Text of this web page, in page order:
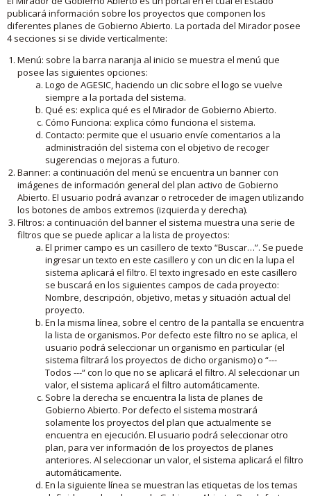
publicará información sobre los proyectos que componen los
diferentes planes de Gobierno Abierto. La portada del Mirador posee
4 secciones si se divide verticalmente:
Menú: sobre la barra naranja al inicio se muestra el menú que
posee las siguientes opciones:
Logo de AGESIC, haciendo un clic sobre el logo se vuelve
siempre a la portada del sistema.
Qué es: explica qué es el Mirador de Gobierno Abierto.
Cómo Funciona: explica cómo funciona el sistema.
Contacto: permite que el usuario envíe comentarios a la
administración del sistema con el objetivo de recoger
sugerencias o mejoras a futuro.
Banner: a continuación del menú se encuentra un banner con
imágenes de información general del plan activo de Gobierno
Abierto. El usuario podrá avanzar o retroceder de imagen utilizando
los botones de ambos extremos (izquierda y derecha).
Filtros: a continuación del banner el sistema muestra una serie de
filtros que se puede aplicar a la lista de proyectos:
El primer campo es un casillero de texto “Buscar…”. Se puede
ingresar un texto en este casillero y con un clic en la lupa el
sistema aplicará el filtro. El texto ingresado en este casillero
se buscará en los siguientes campos de cada proyecto:
Nombre, descripción, objetivo, metas y situación actual del
proyecto.
En la misma línea, sobre el centro de la pantalla se encuentra
la lista de organismos. Por defecto este filtro no se aplica, el
usuario podrá seleccionar un organismo en particular (el
sistema filtrará los proyectos de dicho organismo) o “---
Todos ---“ con lo que no se aplicará el filtro. Al seleccionar un
valor, el sistema aplicará el filtro automáticamente.
Sobre la derecha se encuentra la lista de planes de
Gobierno Abierto. Por defecto el sistema mostrará
solamente los proyectos del plan que actualmente se
encuentra en ejecución. El usuario podrá seleccionar otro
plan, para ver información de los proyectos de planes
anteriores. Al seleccionar un valor, el sistema aplicará el filtro
automáticamente.
En la siguiente línea se muestran las etiquetas de los temas